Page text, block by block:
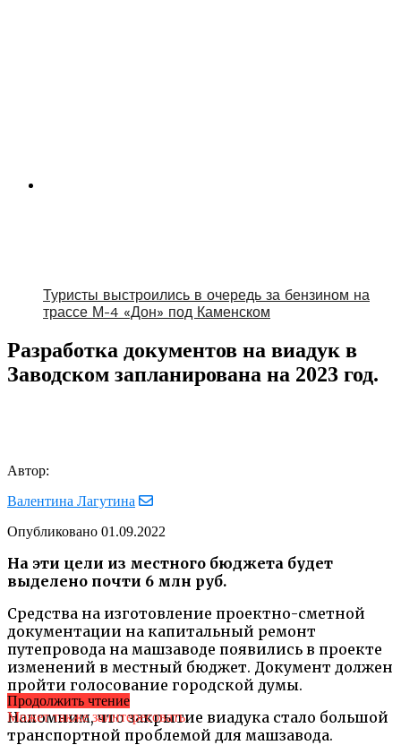
Туристы выстроились в очередь за бензином на
трассе М-4 «Дон» под Каменском
Разработка документов на виадук в
Заводском запланирована на 2023 год.
Автор:
Валентина Лагутина
Опубликовано 01.09.2022
На эти цели из местного бюджета будет
выделено почти 6 млн руб.
Средства на изготовление проектно-сметной
документации на капитальный ремонт
путепровода на машзаводе появились в проекте
изменений в местный бюджет. Документ должен
пройти голосование городской думы.
Напомним, что закрытие виадука стало большой
транспортной проблемой для машзавода.
Продолжить чтение
Может также заинтересовать